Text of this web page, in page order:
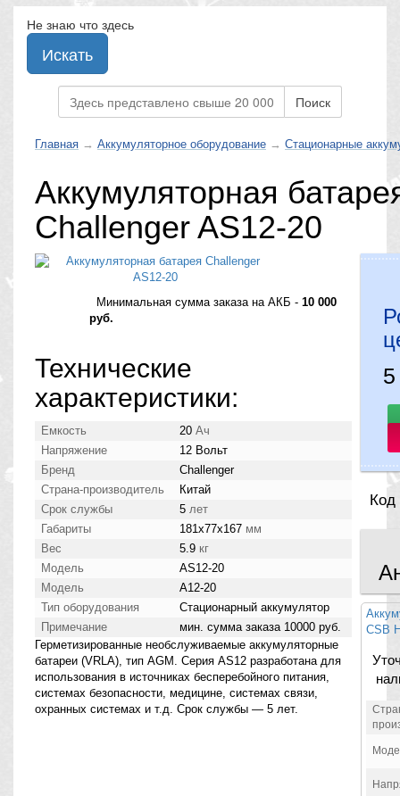
Не знаю что здесь
Искать
Поиск
Главная → Аккумуляторное оборудование → Стационарные
Аккумуляторная
Challenger AS12-20
Минимальная сумма заказа на АКБ - 10 000
руб.
Технические
характеристики:
Емкость 20 Ач
Напряжение
12 Вольт
Бренд
Challenger
Страна-производитель
Китай
Срок службы
5 лет
Габариты
181x77x167 мм
Вес
5.9 кг
Модель
AS12-20
Модель
A12-20
Тип оборудования
Стационарный аккумулятор
Примечание
мин. сумма заказа 10000 руб.
Герметизированные необслуживаемые аккумуляторные
батареи (VRLA), тип AGM. Серия AS12 разработана для
использования в источниках бесперебойного питания,
системах безопасности, медицине, системах связи,
охранных системах и т.д. Срок службы — 5 лет.
Код
CSB